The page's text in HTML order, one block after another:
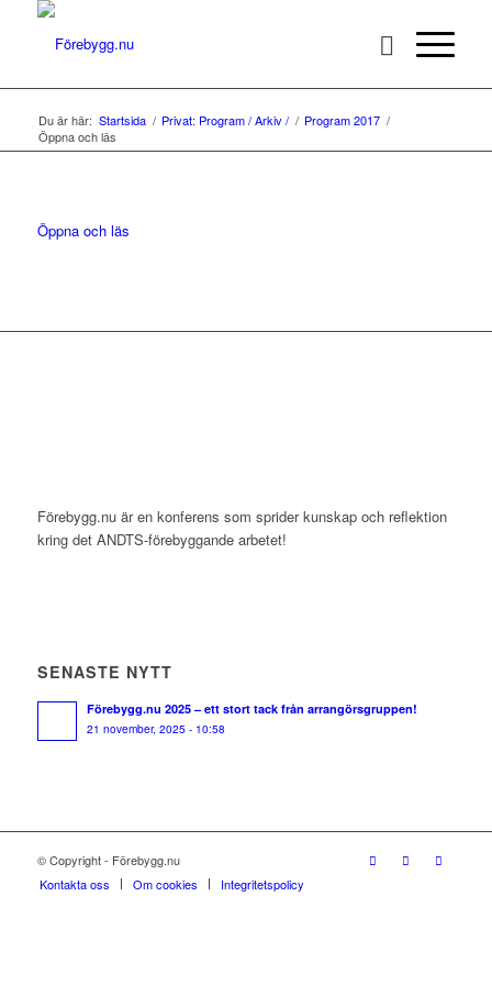
Du är här: Startsida / Privat: Program / Arkiv / / Program 2017 /
Öppna och läs
Öppna och läs
Förebygg.nu är en konferens som sprider kunskap och reflektion
kring det ANDTS-förebyggande arbetet!
SENASTE NYTT
Förebygg.nu 2025 – ett stort tack från arrangörsgruppen!
21 november, 2025 - 10:58
© Copyright - Förebygg.nu
Kontakta oss
Om cookies Integritetspolicy